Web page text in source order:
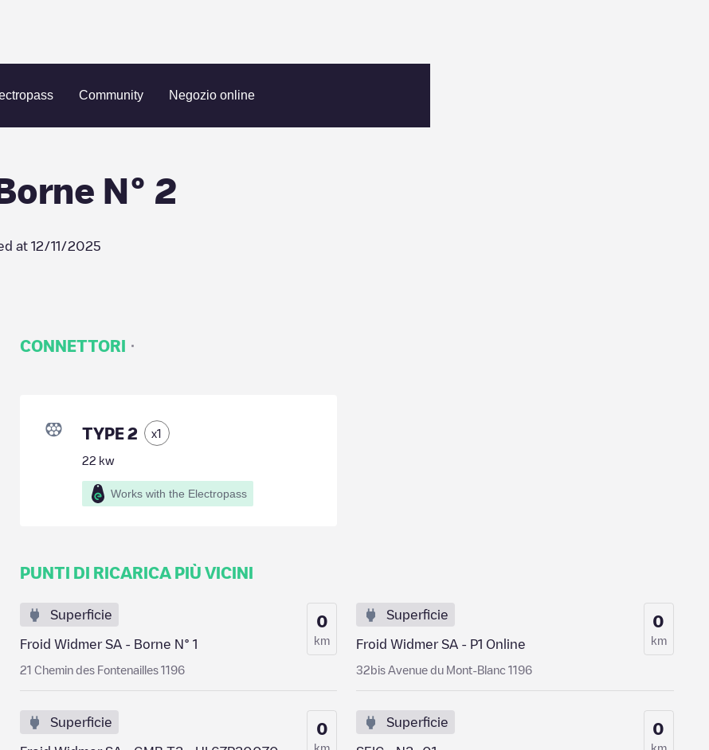
Community Negozio online
- Borne N° 2
N° 2
at 12/11/2025
CONNETTORI ·
TYPE 2 x1
22 kw
Works with the Electropass
PUNTI DI RICARICA PIÙ VICINI
Superficie
Froid Widmer SA - Borne N° 1
21 Chemin des Fontenailles 1196
0
km
Superficie
Froid Widmer SA - P1 Online
32bis Avenue du Mont-Blanc 1196
0
km
Superficie 0
km
Superficie 0
km